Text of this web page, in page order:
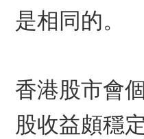
是相同的。
香港股市會
股收益頗穩定